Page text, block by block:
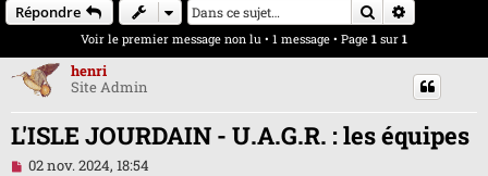
c
Répondre Rechercher
Voir le premier message non lu • 1 message • Page 1 sur 1
henri
Site Admin
L'ISLE JOURDAIN - U.A.G.R. : les équipes
M
02 nov. 2024, 18:54